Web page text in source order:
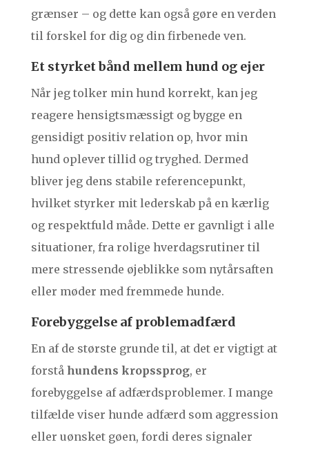
grænser – og dette kan også gøre en verden
til forskel for dig og din firbenede ven.
Et styrket bånd mellem hund og ejer
Når jeg tolker min hund korrekt, kan jeg
reagere hensigtsmæssigt og bygge en
gensidigt positiv relation op, hvor min
hund oplever tillid og tryghed. Dermed
bliver jeg dens stabile referencepunkt,
hvilket styrker mit lederskab på en kærlig
og respektfuld måde. Dette er gavnligt i alle
situationer, fra rolige hverdagsrutiner til
mere stressende øjeblikke som nytårsaften
eller møder med fremmede hunde.
Forebyggelse af problemadfærd
En af de største grunde til, at det er vigtigt at
forstå hundens kropssprog, er
forebyggelse af adfærdsproblemer. I mange
tilfælde viser hunde adfærd som aggression
eller uønsket gøen, fordi deres signaler